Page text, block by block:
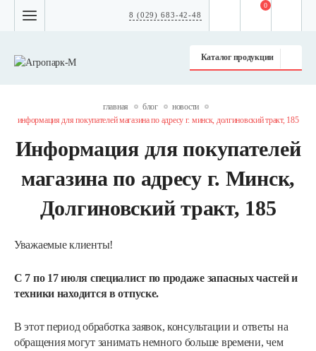
8 (029) 683-42-48
Каталог продукции
0
главная блог
новости
информация для покупателей магазина по адресу г. минск, долгиновский тракт, 185
Информация для покупателей
магазина по адресу г. Минск,
Долгиновский тракт, 185
Уважаемые клиенты!
С 7 по 17 июля специалист по продаже запасных частей и
техники находится в отпуске.
В этот период обработка заявок, консультации и ответы на
обращения могут занимать немного больше времени, чем